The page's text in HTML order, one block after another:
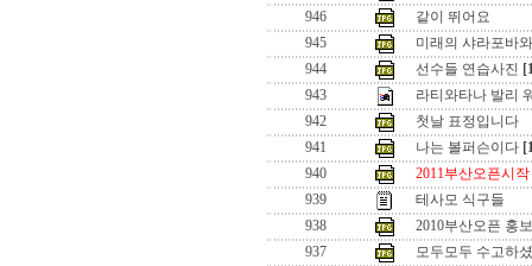
946
같이 뛰어요
945
미래의 샤라포바
944
선수들 연습사진
943
라티와타나 발리
942
첫날 표정입니다
941
나는 볼퍼슨이다
940
2011부산오픈시작
939
테사모 식구들
938
2010부산오픈 홍
937
모두모두 수고하